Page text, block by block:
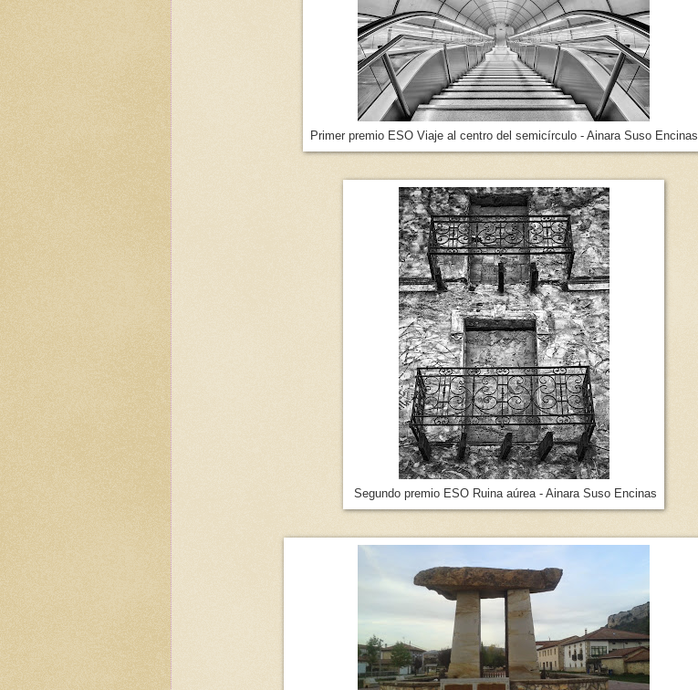
Primer premio ESO Viaje al centro del semicírculo - Ainara Suso Encinas
Segundo premio ESO Ruina aúrea - Ainara Suso Encinas